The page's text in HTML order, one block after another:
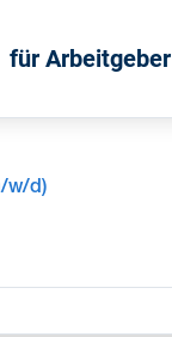
für Arbeitgeber
w/d)